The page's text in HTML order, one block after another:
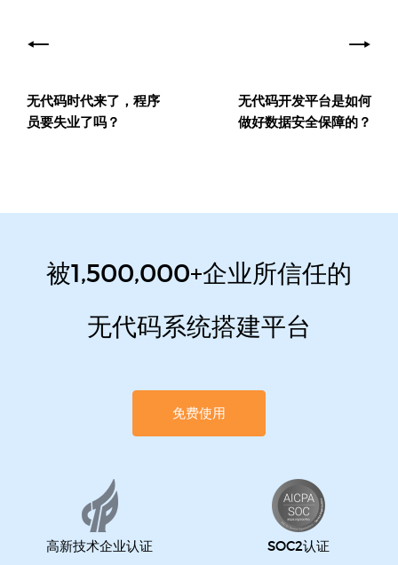
章
导
航无代码时代来了，程序
员要失业了吗？
无代码开发平台是如何
做好数据安全保障的？
被1,500,000+企业所信任的
无代码系统搭建平台
免费使用
高新技术企业认证 SOC2认证